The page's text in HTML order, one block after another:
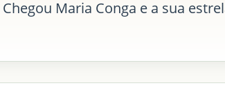
Chegou Maria Conga e a sua